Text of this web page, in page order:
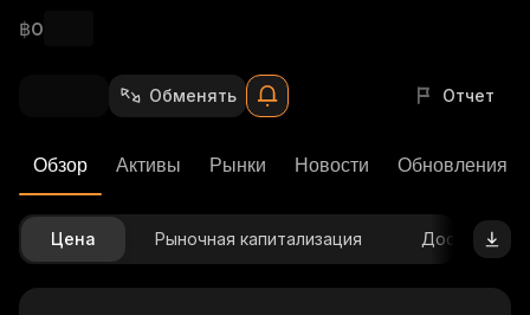
฿0
Обменять Отчет
Обзор Активы Рынки Новости Обновления
Цена Рыночная капитализация Доступное